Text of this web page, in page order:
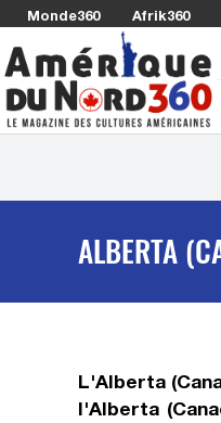
Monde360 Afrik360
ALBERTA
L'Alberta
l'Alberta